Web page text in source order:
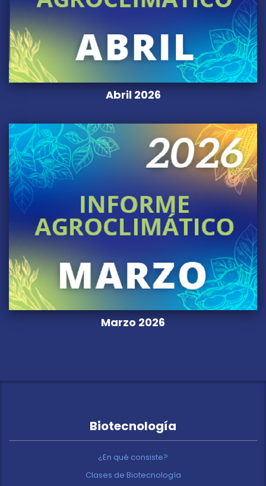
Abril 2026
Marzo 2026
Biotecnología
¿En qué consiste?
Clases de Biotecnología